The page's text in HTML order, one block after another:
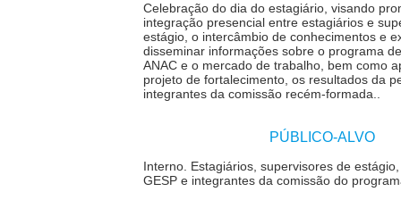
Celebração do dia do estagiário, visando
integração presencial entre estagiários e
estágio, o intercâmbio de conhecimentos e
disseminar informações sobre o programa
ANAC e o mercado de trabalho, bem como
projeto de fortalecimento, os resultados da
integrantes da comissão recém-formada..
PÚBLICO-ALVO
Interno. Estagiários, supervisores de
GESP e integrantes da comissão do